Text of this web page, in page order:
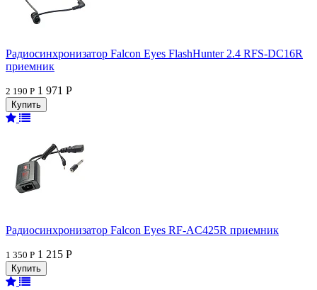
Радиосинхронизатор Falcon Eyes FlashHunter 2.4 RFS-DC16R
приемник
2 190 Р 1 971 Р
Радиосинхронизатор Falcon Eyes RF-AC425R приемник
1 350 Р 1 215 Р